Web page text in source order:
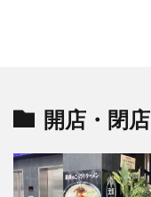
開店・閉店